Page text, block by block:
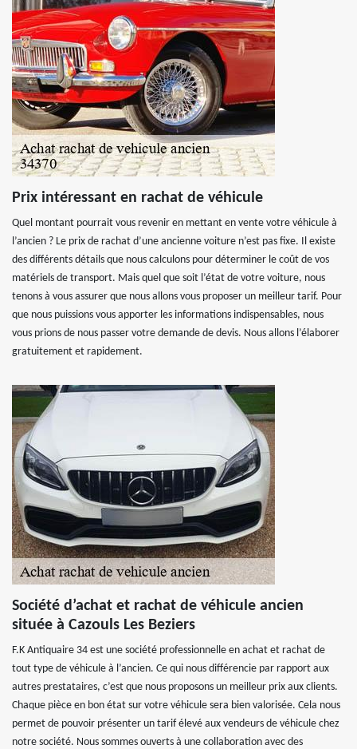
Prix intéressant en rachat de véhicule
Quel montant pourrait vous revenir en mettant en vente votre véhicule à
l’ancien ? Le prix de rachat d’une ancienne voiture n’est pas fixe. Il existe
des différents détails que nous calculons pour déterminer le coût de vos
matériels de transport. Mais quel que soit l’état de votre voiture, nous
tenons à vous assurer que nous allons vous proposer un meilleur tarif. Pour
que nous puissions vous apporter les informations indispensables, nous
vous prions de nous passer votre demande de devis. Nous allons l’élaborer
gratuitement et rapidement.
Société d’achat et rachat de véhicule ancien
située à Cazouls Les Beziers
F.K Antiquaire 34 est une société professionnelle en achat et rachat de
tout type de véhicule à l’ancien. Ce qui nous différencie par rapport aux
autres prestataires, c’est que nous proposons un meilleur prix aux clients.
Chaque pièce en bon état sur votre véhicule sera bien valorisée. Cela nous
permet de pouvoir présenter un tarif élevé aux vendeurs de véhicule chez
notre société. Nous sommes ouverts à une collaboration avec des